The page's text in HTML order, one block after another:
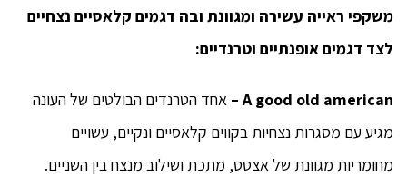
משקפי ראייה עשירה ומגוונת ובה דגמים קלאסיים נצחיים
לצד דגמים אופנתיים וטרנדיים:
A good old american
– אחד הטרנדים הבולטים של העונה
מגיע עם מסגרות נצחיות בקווים קלאסיים ונקיים, עשויים
מחומריות מגוונת של אצטט, מתכת ושילוב מנצח בין השניים.